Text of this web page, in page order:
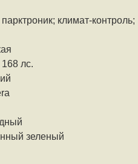
климат-
лс.
зеленый